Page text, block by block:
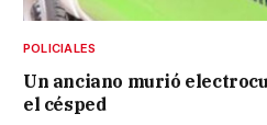
POLICIALES
Un anciano murió
el césped